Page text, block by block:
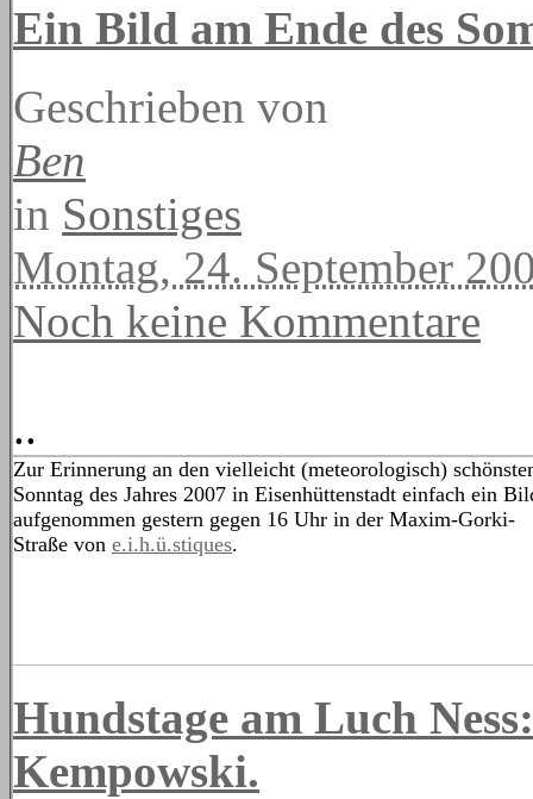
Ein Bild am Ende des
Geschrieben von
Ben
in Sonstiges
Montag, 24. September
Noch keine Kommentare
..
Zur Erinnerung an den vielleicht (meteorologisch)
Sonntag des Jahres 2007 in Eisenhüttenstadt einfach ein
aufgenommen gestern gegen 16 Uhr in der Maxim-Gorki-
Straße von e.i.h.ü.stiques.
Hundstage am Luch
Kempowski.